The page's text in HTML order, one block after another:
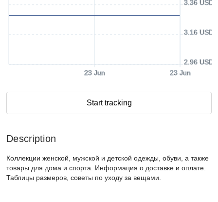
23 Jun 23 Jun
2.96 USD
3.16 USD
3.36 USD
Start tracking
Description
Коллекции женской, мужской и детской одежды, обуви, а также
товары для дома и спорта. Информация о доставке и оплате.
Таблицы размеров, советы по уходу за вещами.